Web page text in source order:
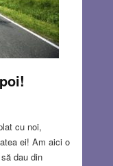
10 COMMENTS
cu noi,
ei! Am aici o
dau din